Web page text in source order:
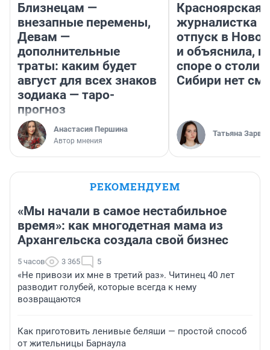
Близнецам —
внезапные перемены,
Девам —
дополнительные
траты: каким будет
август для всех знаков
зодиака — таро-
прогноз
Анастасия Першина
Автор мнения
Красноярская
журналистка
отпуск в
и объяснила,
споре о
Сибири нет
Татьяна Зарва
РЕКОМЕНДУЕМ
«Мы начали в самое нестабильное
время»: как многодетная мама из
Архангельска создала свой бизнес
5 часов 3 365 5
«Не привози их мне в третий раз». Читинец 40 лет
разводит голубей, которые всегда к нему
возвращаются
Как приготовить ленивые беляши — простой способ
от жительницы Барнаула